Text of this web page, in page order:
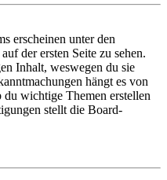
erscheinen unter den
der ersten Seite zu sehen.
Inhalt, weswegen du sie
hängt es von
wichtige Themen erstellen
stellt die Board-